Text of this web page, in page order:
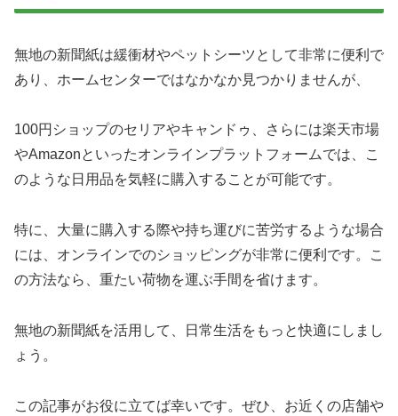
無地の新聞紙は緩衝材やペットシーツとして非常に便利で
あり、ホームセンターではなかなか見つかりませんが、
100円ショップのセリアやキャンドゥ、さらには楽天市場
やAmazonといったオンラインプラットフォームでは、こ
のような日用品を気軽に購入することが可能です。
特に、大量に購入する際や持ち運びに苦労するような場合
には、オンラインでのショッピングが非常に便利です。こ
の方法なら、重たい荷物を運ぶ手間を省けます。
無地の新聞紙を活用して、日常生活をもっと快適にしまし
ょう。
この記事がお役に立てば幸いです。ぜひ、お近くの店舗や